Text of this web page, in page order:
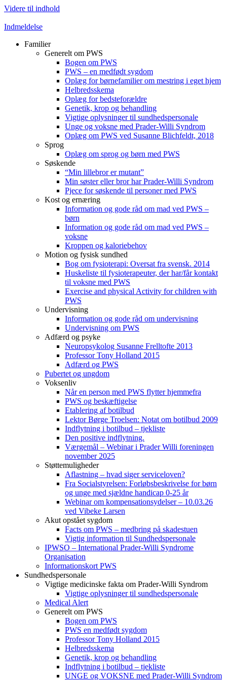
Videre til indhold
Indmeldelse
Familier
Generelt om PWS
Bogen om PWS
PWS – en medfødt sygdom
Oplæg for børnefamilier om mestring i eget hjem
Helbredsskema
Oplæg for bedsteforældre
Genetik, krop og behandling
Vigtige oplysninger til sundhedspersonale
Unge og voksne med Prader-Willi Syndrom
Oplæg om PWS ved Susanne Blichfeldt, 2018
Sprog
Oplæg om sprog og børn med PWS
Søskende
“Min lillebror er mutant”
Min søster eller bror har Prader-Willi Syndrom
Pjece for søskende til personer med PWS
Kost og ernæring
Information og gode råd om mad ved PWS –
børn
Information og gode råd om mad ved PWS –
voksne
Kroppen og kaloriebehov
Motion og fysisk sundhed
Bog om fysioterapi: Oversat fra svensk. 2014
Huskeliste til fysioterapeuter, der har/får kontakt
til voksne med PWS
Exercise and physical Activity for children with
PWS
Undervisning
Information og gode råd om undervisning
Undervisning om PWS
Adfærd og psyke
Neuropsykolog Susanne Frelltofte 2013
Professor Tony Holland 2015
Adfærd og PWS
Pubertet og ungdom
Voksenliv
Når en person med PWS flytter hjemmefra
PWS og beskæftigelse
Etablering af botilbud
Lektor Børge Troelsen: Notat om botilbud 2009
Indflytning i botilbud – tjekliste
Den positive indflytning.
Værgemål – Webinar i Prader Willi foreningen
november 2025
Støttemuligheder
Aflastning – hvad siger serviceloven?
Fra Socialstyrelsen: Forløbsbeskrivelse for børn
og unge med sjældne handicap 0-25 år
Webinar om kompensationsydelser – 10.03.26
ved Vibeke Larsen
Akut opstået sygdom
Facts om PWS – medbring på skadestuen
Vigtig information til Sundhedspersonale
IPWSO – International Prader-Willi Syndrome
Organisation
Informationskort PWS
Sundhedspersonale
Vigtige medicinske fakta om Prader-Willi Syndrom
Vigtige oplysninger til sundhedspersonale
Medical Alert
Generelt om PWS
Bogen om PWS
PWS en medfødt sygdom
Professor Tony Holland 2015
Helbredsskema
Genetik, krop og behandling
Indflytning i botilbud – tjekliste
UNGE og VOKSNE med Prader-Willi Syndrom